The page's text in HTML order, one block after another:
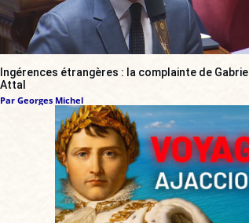
Ingérences étrangères : la complainte de Gabriel
Attal
Par Georges Michel